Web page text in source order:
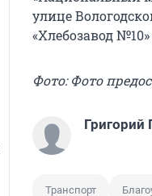
улице
«Хлебозавод
Фото: Фото
Григорий
Транспорт